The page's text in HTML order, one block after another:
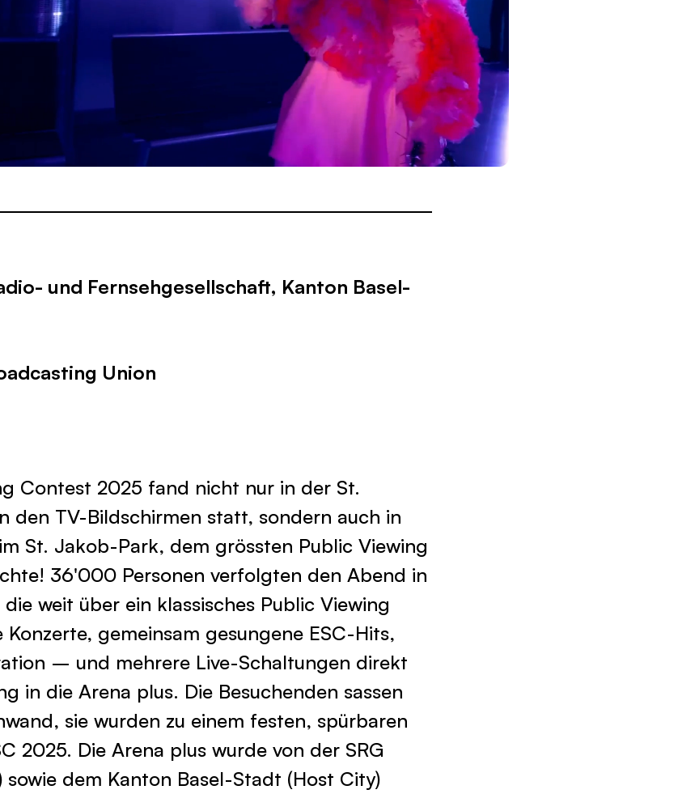
und Fernsehgesellschaft, Kanton Basel-
Union
Contest 2025 fand nicht nur in der St.
den TV-Bildschirmen statt, sondern auch in
St. Jakob-Park, dem grössten Public Viewing
36'000 Personen verfolgten den Abend in
weit über ein klassisches Public Viewing
Konzerte, gemeinsam gesungene ESC-Hits,
– und mehrere Live-Schaltungen direkt
in die Arena plus. Die Besuchenden sassen
sie wurden zu einem festen, spürbaren
2025. Die Arena plus wurde von der SRG
sowie dem Kanton Basel-Stadt (Host City)